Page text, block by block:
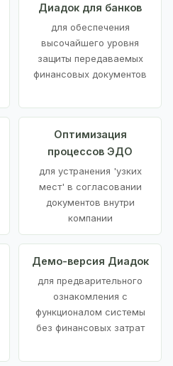
Диадок для банков
для обеспечения
высочайшего уровня
защиты передаваемых
финансовых документов
Оптимизация
процессов ЭДО
для устранения 'узких
мест' в согласовании
документов внутри
компании
Демо-версия Диадок
для предварительного
ознакомления с
функционалом системы
без финансовых затрат